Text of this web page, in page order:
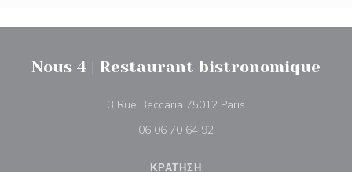
Nous 4 | Restaurant bistronomique
3 Rue Beccaria 75012 Paris((ανοίγει σε νέο
06 06 70 64 92
ΚΡΆΤΗΣΗ